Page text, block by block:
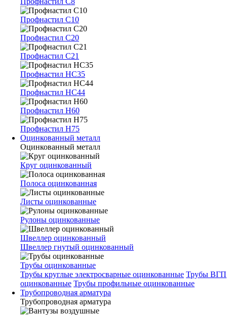
Профнастил С10
Профнастил С20
Профнастил С21
Профнастил НС35
Профнастил НС44
Профнастил Н60
Профнастил Н75
Оцинкованный металл
Оцинкованный металл
Круг оцинкованный
Полоса оцинкованная
Листы оцинкованные
Рулоны оцинкованные
Швеллер оцинкованный
Швеллер гнутый оцинкованный
Трубы оцинкованные
Трубы круглые электросварные оцинкованные Трубы ВГП
оцинкованные Трубы профильные оцинкованные
Трубопроводная арматура
Трубопроводная арматура